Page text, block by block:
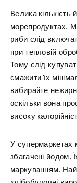
Велика кількість
морепродуктах.
риби слід
при тепловій
Тому слід
смажити їх
вибирайте
оскільки вона
високу
У супермаркетах
збагачені йодом.
маркуванням.